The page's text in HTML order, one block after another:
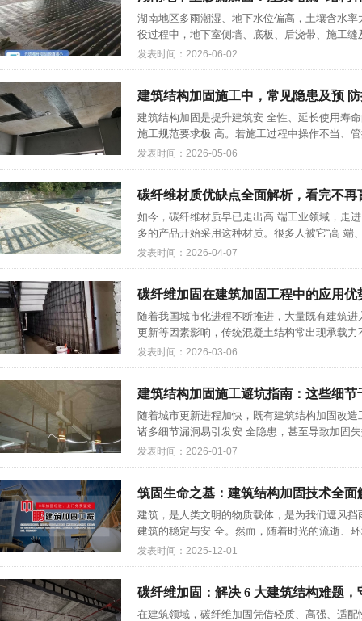
湖南地区多雨潮湿、地下水位偏高，土壤含水
役过程中，地下室侧墙、底板、后浇带、施工
发表时间：2026-06-02
建筑结构加固施工中，常见隐患及预
建筑结构加固是提升建筑安 全性、延长使用寿
施工规范要求极 高。若施工过程中操作不当、
发表时间：2026-05-06
碳纤维材质优缺点全面解析，看完不再
如今，碳纤维材质早已走出高 端工业领域，走
多的产品开始采用这种材质。很多人被它“高 端
发表时间：2026-04-07
碳纤维加固在建筑加固工程中的应用优
随着我国城市化进程不断推进，大量既有建筑
更新等因素影响，传统混凝土结构常出现承载
发表时间：2026-03-06
建筑结构加固施工避坑指南：这些细节
随着城市更新进程加快，既有建筑结构加固改
诸多细节漏洞易引发安 全隐患，甚至导致加固
发表时间：2026-01-07
筑固生命之基：建筑结构加固技术全面
建筑，是人类文明的物质载体，是为我们遮风
建筑的稳定与安 全。然而，随着时光的流逝、
发表时间：2025-12-01
碳纤维加固：解决 6 大建筑结构难题，
在建筑领域，碳纤维加固凭借轻质、高强、适